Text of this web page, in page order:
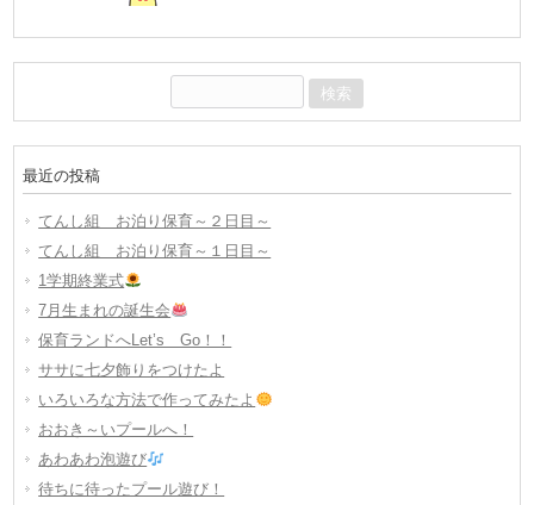
索:
最近の投稿
てんし組 お泊り保育～２日目～
てんし組 お泊り保育～１日目～
1学期終業式
7月生まれの誕生会
保育ランドへLet’s Go！！
ササに七夕飾りをつけたよ
いろいろな方法で作ってみたよ
おおき～いプールへ！
あわあわ泡遊び
待ちに待ったプール遊び！